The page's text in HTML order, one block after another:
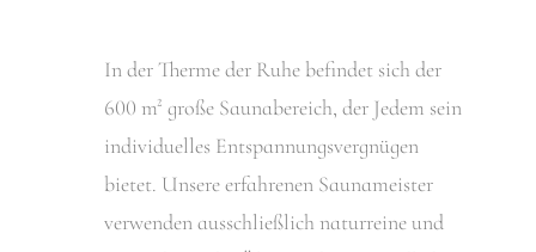
In der Therme der Ruhe befindet sich der
600 m² große Saunabereich, der Jedem sein
individuelles Entspannungsvergnügen
bietet. Unsere erfahrenen Saunameister
verwenden ausschließlich naturreine und